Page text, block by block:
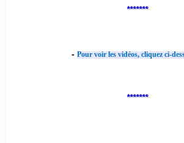
*******
- Pour voir les vidéos, cliquez ci-
*******